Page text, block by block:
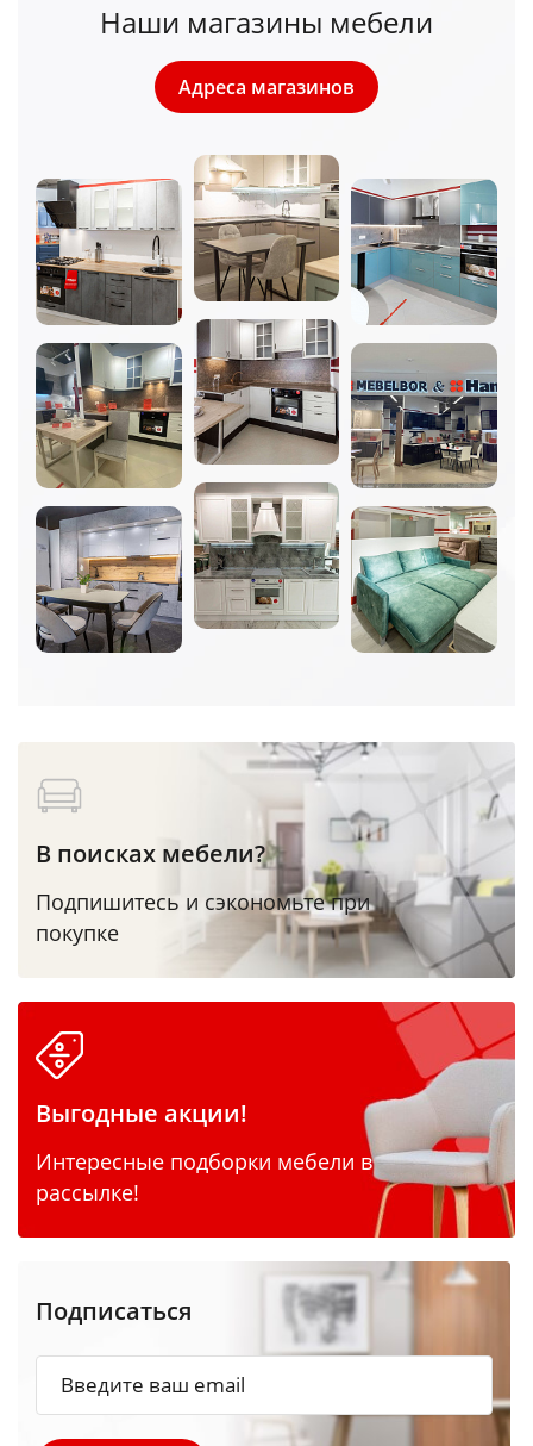
Наши магазины мебели
Адреса магазинов
В поисках мебели?
Подпишитесь и сэкономьте при
покупке
Выгодные акции!
Интересные подборки мебели в
рассылке!
Подписаться